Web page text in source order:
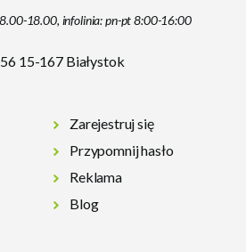
8.00-18.00, infolinia: pn-pt 8:00-16:00
15-167 Białystok
Zarejestruj się
Przypomnij hasło
Reklama
Blog